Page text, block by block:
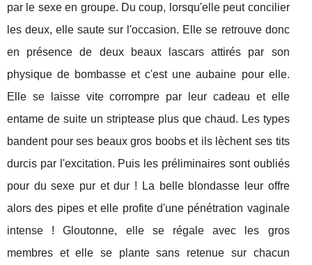
par le sexe en groupe. Du coup, lorsqu'elle peut concilier
les deux, elle saute sur l'occasion. Elle se retrouve donc
en présence de deux beaux lascars attirés par son
physique de bombasse et c'est une aubaine pour elle.
Elle se laisse vite corrompre par leur cadeau et elle
entame de suite un striptease plus que chaud. Les types
bandent pour ses beaux gros boobs et ils lèchent ses tits
durcis par l'excitation. Puis les préliminaires sont oubliés
pour du sexe pur et dur ! La belle blondasse leur offre
alors des pipes et elle profite d'une pénétration vaginale
intense ! Gloutonne, elle se régale avec les gros
membres et elle se plante sans retenue sur chacun